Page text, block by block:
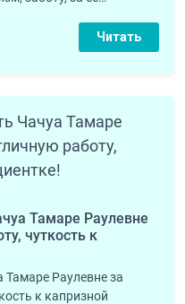
Читать
Тамаре Раулевне
чуткость к
Тамаре Раулевне за
к капризной